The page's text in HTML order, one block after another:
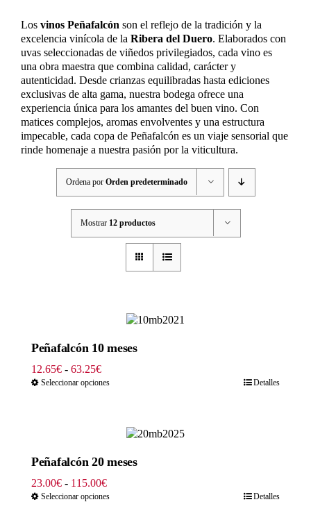
Los vinos Peñafalcón son el reflejo de la tradición y la
excelencia vinícola de la Ribera del Duero. Elaborados con
uvas seleccionadas de viñedos privilegiados, cada vino es
una obra maestra que combina calidad, carácter y
autenticidad. Desde crianzas equilibradas hasta ediciones
exclusivas de alta gama, nuestra bodega ofrece una
experiencia única para los amantes del buen vino. Con
matices complejos, aromas envolventes y una estructura
impecable, cada copa de Peñafalcón es un viaje sensorial que
rinde homenaje a nuestra pasión por la viticultura.
Ordena por Orden predeterminado
Mostrar 12 productos
Peñafalcón 10 meses
12.65€ - 63.25€Rango
de
Seleccionar opciones Detalles
Peñafalcón 20 meses
23.00€ - 115.00€Rango
de
Seleccionar opciones Detalles